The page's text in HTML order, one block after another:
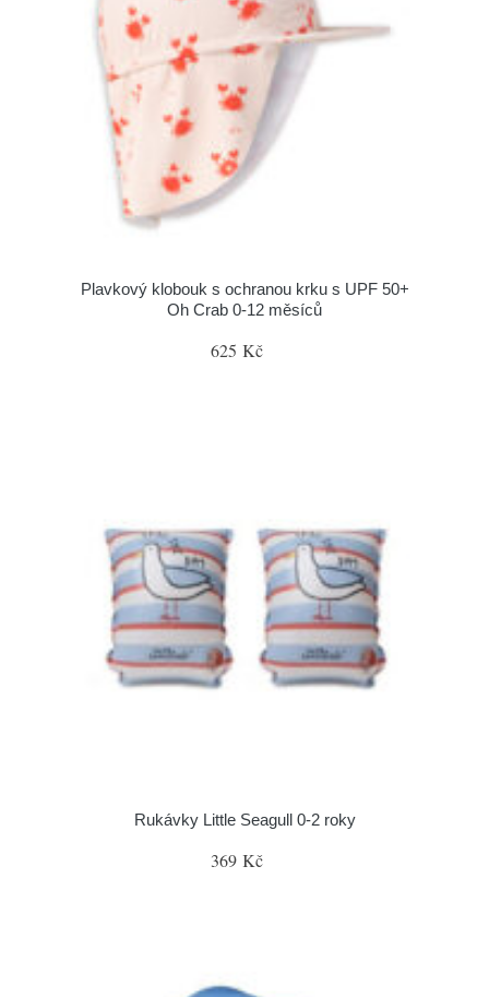
Plavkový klobouk s ochranou krku s UPF 50+
Oh Crab 0-12 měsíců
625 Kč
Rukávky Little Seagull 0-2 roky
369 Kč